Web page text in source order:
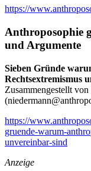
https://
Anthroposophie
und Argumente
Sieben Gründe
Rechtsextremismus
Zusammengestellt
(
https://
gruende-warum-
unvereinbar-sind
Anzeige